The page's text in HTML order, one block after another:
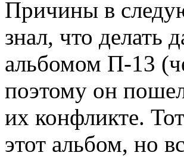
Причины в
знал, что делать
альбомом П-13
поэтому он
их конфликте.
этот альбом, но